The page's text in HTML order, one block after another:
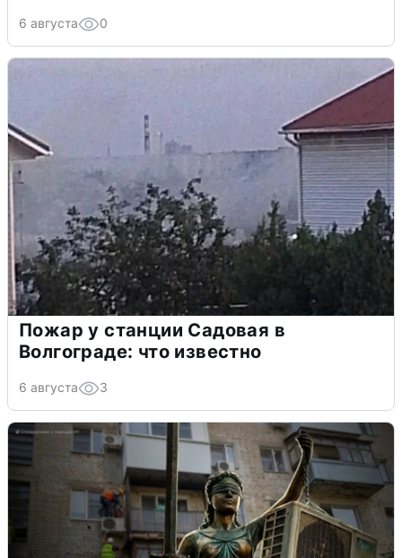
6 августа 0
Пожар у станции Садовая в
Волгограде: что известно
6 августа 3